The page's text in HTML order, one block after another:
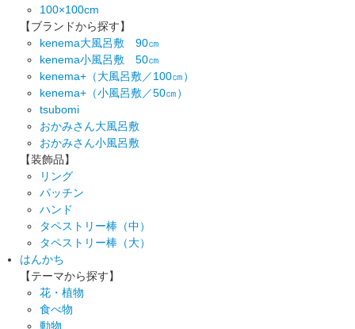
100×100cm
【ブランドから探す】
kenema大風呂敷 90㎝
kenema小風呂敷 50㎝
kenema+（大風呂敷／100㎝）
kenema+（小風呂敷／50㎝）
tsubomi
おかみさん大風呂敷
おかみさん小風呂敷
【装飾品】
リング
パッチン
ハンド
タペストリー棒（中）
タペストリー棒（大）
はんかち
【テーマから探す】
花・植物
食べ物
動物